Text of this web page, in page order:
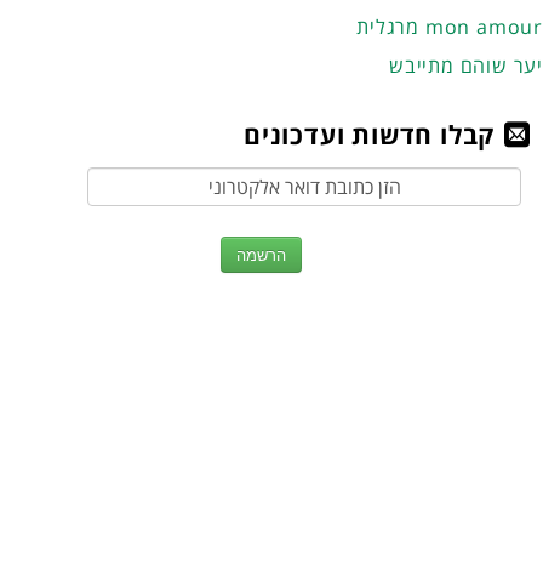
מרגלית mon amour
יער שוהם מתייבש
קבלו חדשות ועדכונים